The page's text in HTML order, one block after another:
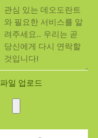
파일 업로드